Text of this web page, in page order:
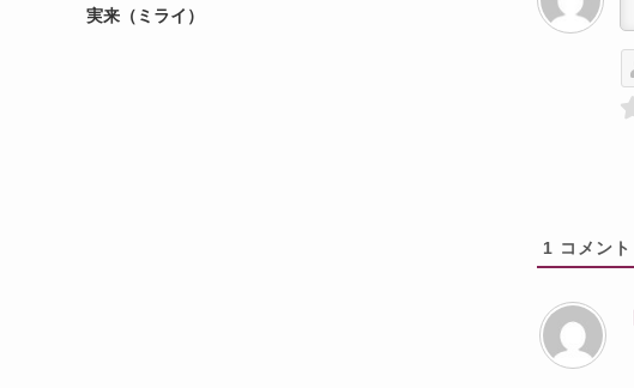
1 コメント
実来（ミライ）